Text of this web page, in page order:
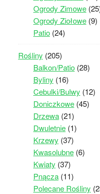
Ogrody Zimowe
Ogrody Ziołowe(9)
Patio(24)
Rośliny (205)
Balkon/Patio(28)
Byliny (16)
Cebulki/Bulwy (12)
Doniczkowe(45)
Drzewa(21)
Dwuletnie(1)
Krzewy (37)
Kwasolubne(6)
Kwiaty (37)
Pnącza(11)
Polecane Rośliny